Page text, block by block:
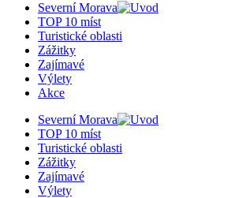
Severní Morava
TOP 10 míst
Turistické oblasti
Zážitky
Zajímavé
Výlety
Akce
Severní Morava
TOP 10 míst
Turistické oblasti
Zážitky
Zajímavé
Výlety